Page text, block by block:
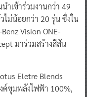
เข้าร่วมงานกว่า 49
ไม่น้อยกว่า 20 รุ่น ซึ่งใน
Vision ONE-
มาร่วมสร้างสีสัน
Eletre Blends
ค์ขุมพลังไฟฟ้า 100%,